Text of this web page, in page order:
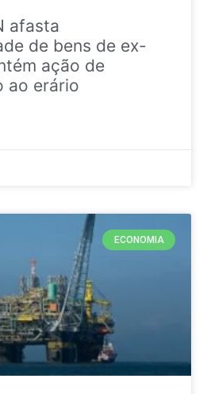
afasta
de bens de ex-
ação de
ao erário
ECONOMIA